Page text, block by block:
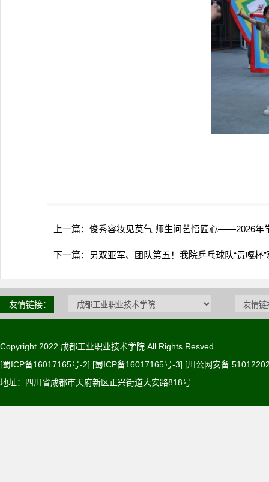
上一篇： 俊秀容妆见英气 师生问艺悟匠心——2026年
下一篇： 男双亚军、团队第五！我院乒乓球队“贡嘎杯
友情链接：
Copyright 2022 成都工业职业技术学院 All Rights Resved.
[蜀ICP备16017165号-2] [蜀ICP备16017165号-3] [川公网安备
地址：四川省成都市天府新区正兴街道大安路818号